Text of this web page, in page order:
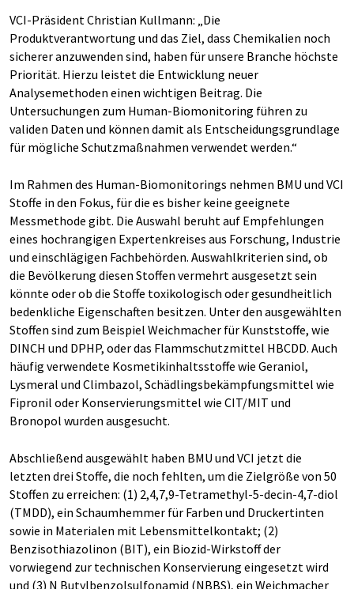
VCI-Präsident Christian Kullmann: „Die
Produktverantwortung und das Ziel, dass Chemikalien noch
sicherer anzuwenden sind, haben für unsere Branche höchste
Priorität. Hierzu leistet die Entwicklung neuer
Analysemethoden einen wichtigen Beitrag. Die
Untersuchungen zum Human-Biomonitoring führen zu
validen Daten und können damit als Entscheidungsgrundlage
für mögliche Schutzmaßnahmen verwendet werden.“
Im Rahmen des Human-Biomonitorings nehmen BMU und VCI
Stoffe in den Fokus, für die es bisher keine geeignete
Messmethode gibt. Die Auswahl beruht auf Empfehlungen
eines hochrangigen Expertenkreises aus Forschung, Industrie
und einschlägigen Fachbehörden. Auswahlkriterien sind, ob
die Bevölkerung diesen Stoffen vermehrt ausgesetzt sein
könnte oder ob die Stoffe toxikologisch oder gesundheitlich
bedenkliche Eigenschaften besitzen. Unter den ausgewählten
Stoffen sind zum Beispiel Weichmacher für Kunststoffe, wie
DINCH und DPHP, oder das Flammschutzmittel HBCDD. Auch
häufig verwendete Kosmetikinhaltsstoffe wie Geraniol,
Lysmeral und Climbazol, Schädlingsbekämpfungsmittel wie
Fipronil oder Konservierungsmittel wie CIT/MIT und
Bronopol wurden ausgesucht.
Abschließend ausgewählt haben BMU und VCI jetzt die
letzten drei Stoffe, die noch fehlten, um die Zielgröße von 50
Stoffen zu erreichen: (1) 2,4,7,9-Tetramethyl-5-decin-4,7-diol
(TMDD), ein Schaumhemmer für Farben und Druckertinten
sowie in Materialen mit Lebensmittelkontakt; (2)
Benzisothiazolinon (BIT), ein Biozid-Wirkstoff der
vorwiegend zur technischen Konservierung eingesetzt wird
und (3) N Butylbenzolsulfonamid (NBBS), ein Weichmacher